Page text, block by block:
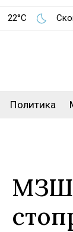
22°C
Политика